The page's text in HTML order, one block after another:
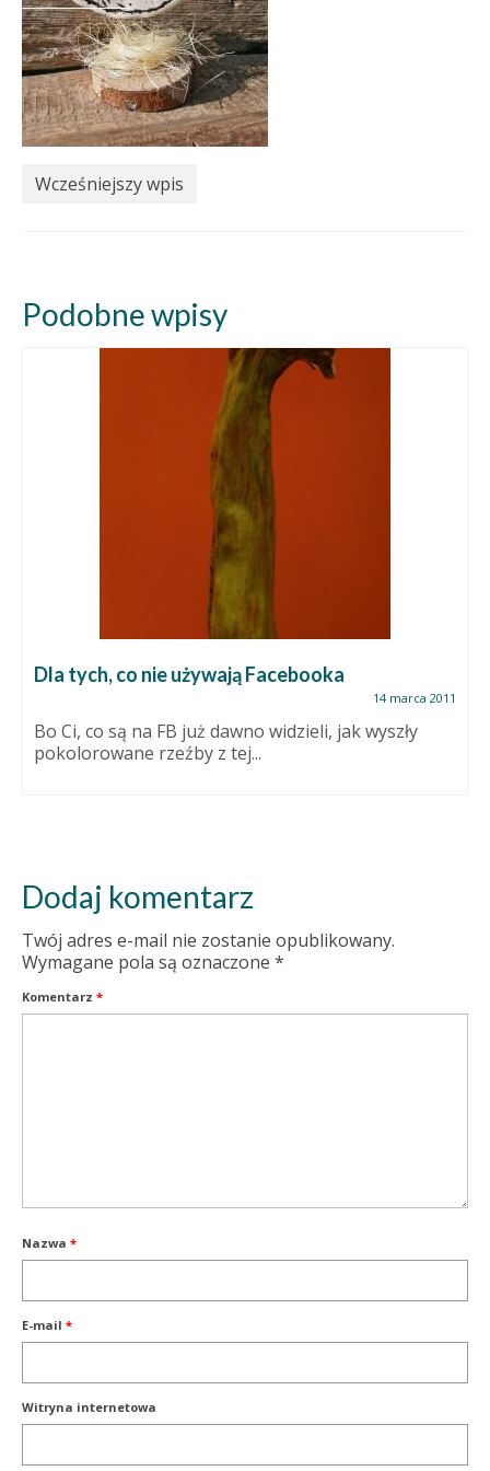
Wcześniejszy wpis
Podobne wpisy
Dla tych, co nie używają Facebooka
14 marca 2011
Bo Ci, co są na FB już dawno widzieli, jak wyszły
pokolorowane rzeźby z tej...
Dodaj komentarz
Twój adres e-mail nie zostanie opublikowany.
Wymagane pola są oznaczone *
Komentarz *
Nazwa *
E-mail *
Witryna internetowa